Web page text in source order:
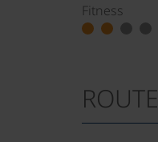
Fitness
ROUTE